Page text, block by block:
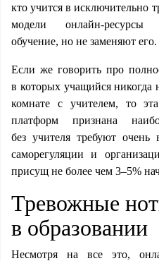
кто учится в исключительно
модели онлайн-
обучение, но не заменяют его.
Если же говорить про
в которых учащийся никогда
комнате с учителем, то эта
платформ признана
без учителя требуют очень
саморегуляции и
присущ не более чем 3–5%
Тревожные
в образовании
Несмотря на все это,